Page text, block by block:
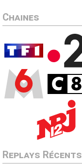
Chaines
Replays Récents